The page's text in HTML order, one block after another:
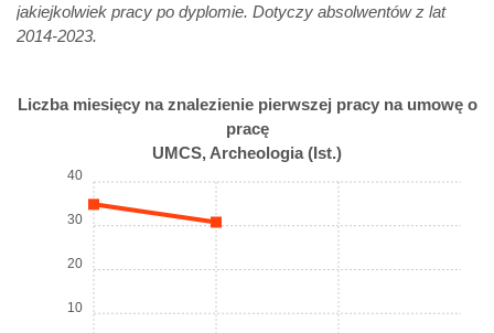
jakiejkolwiek pracy po dyplomie. Dotyczy absolwentów z lat
2014-2023.
Liczba miesięcy na znalezienie pierwszej pracy na umowę o
pracę
UMCS, Archeologia (Ist.)
10
20
30
40